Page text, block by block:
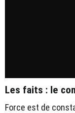
Les faits : le
Force est de